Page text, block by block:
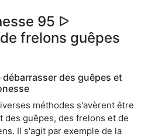
95 ᐅ
frelons guêpes
débarrasser des guêpes et
méthodes s'avèrent être
des guêpes, des frelons et de
Il s'agit par exemple de la